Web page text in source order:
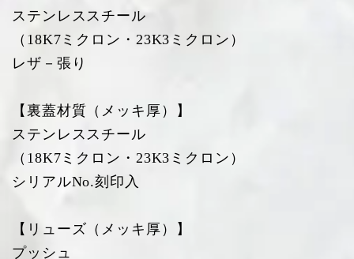
ステンレススチール
（18K7ミクロン・23K3ミクロン）
レザ－張り
【裏蓋材質（メッキ厚）】
ステンレススチール
（18K7ミクロン・23K3ミクロン）
シリアルNo.刻印入
【リューズ（メッキ厚）】
プッシュ